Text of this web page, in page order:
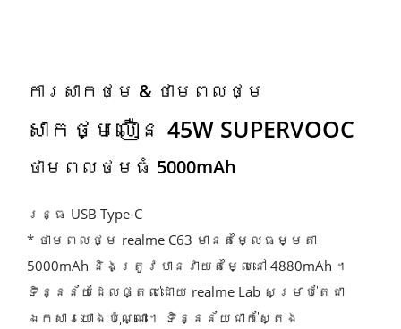
ការសាកថ្ម & ថាមពលថ្ម
សាកថ្មលឿន 45W SUPERVOOC
ថាមពលថ្មធំ 5000mAh
រន្ធ USB Type-C
* ថាមពលថ្ម realme C63 មានតម្លៃធម្មតា
5000mAh និងត្រូវបានវាយតម្លៃនៅ 4880mAh ។
ទិន្នន័យដែលផ្តល់ដោយ realme Lab សម្រាប់តែជា
ឯកសារយោងប៉ុណ្ណោះ។ ទិន្នន័យជាក់ស្តែង